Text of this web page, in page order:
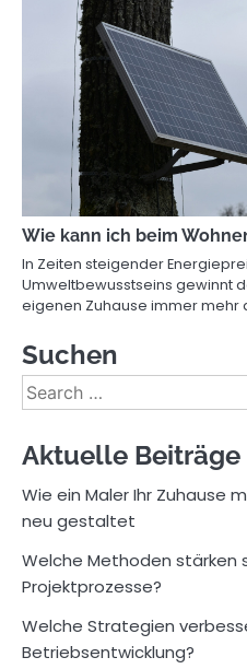
Wie kann ich beim
In Zeiten steigender
Umweltbewusstseins gewinnt
eigenen Zuhause immer mehr
Suchen
Search
for:
Aktuelle Beiträge
Wie ein Maler Ihr Zuhause
neu gestaltet
Welche Methoden stärken
Projektprozesse?
Welche Strategien
Betriebsentwicklung?